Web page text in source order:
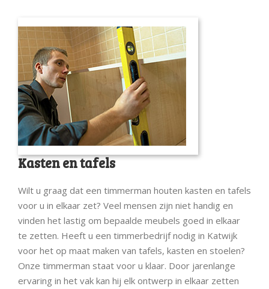
Kasten en tafels
Wilt u graag dat een timmerman houten kasten en tafels
voor u in elkaar zet? Veel mensen zijn niet handig en
vinden het lastig om bepaalde meubels goed in elkaar
te zetten. Heeft u een timmerbedrijf nodig in Katwijk
voor het op maat maken van tafels, kasten en stoelen?
Onze timmerman staat voor u klaar. Door jarenlange
ervaring in het vak kan hij elk ontwerp in elkaar zetten